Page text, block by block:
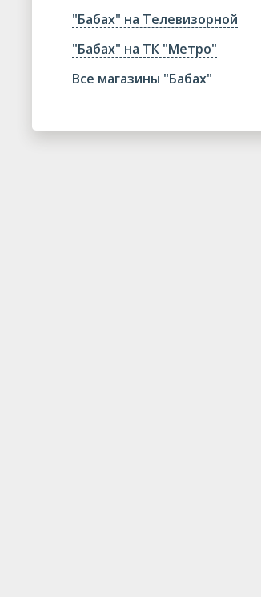
"Бабах" на Телевизорной
"Бабах" на ТК "Метро"
Все магазины "Бабах"